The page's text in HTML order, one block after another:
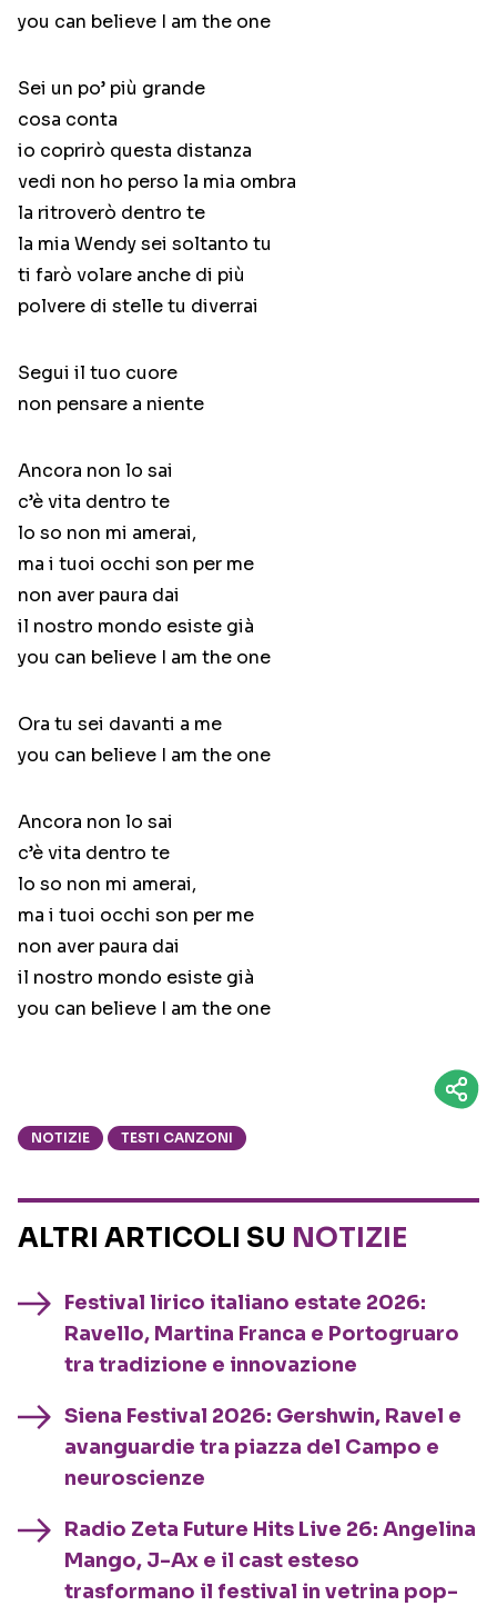
you can believe I am the one
Sei un po’ più grande
cosa conta
io coprirò questa distanza
vedi non ho perso la mia ombra
la ritroverò dentro te
la mia Wendy sei soltanto tu
ti farò volare anche di più
polvere di stelle tu diverrai
Segui il tuo cuore
non pensare a niente
Ancora non lo sai
c’è vita dentro te
lo so non mi amerai,
ma i tuoi occhi son per me
non aver paura dai
il nostro mondo esiste già
you can believe I am the one
Ora tu sei davanti a me
you can believe I am the one
Ancora non lo sai
c’è vita dentro te
lo so non mi amerai,
ma i tuoi occhi son per me
non aver paura dai
il nostro mondo esiste già
you can believe I am the one
NOTIZIE TESTI CANZONI
ALTRI ARTICOLI SU NOTIZIE
Festival lirico italiano estate 2026:
Ravello, Martina Franca e Portogruaro
tra tradizione e innovazione
Siena Festival 2026: Gershwin, Ravel e
avanguardie tra piazza del Campo e
neuroscienze
Radio Zeta Future Hits Live 26: Angelina
Mango, J-Ax e il cast esteso
trasformano il festival in vetrina pop-